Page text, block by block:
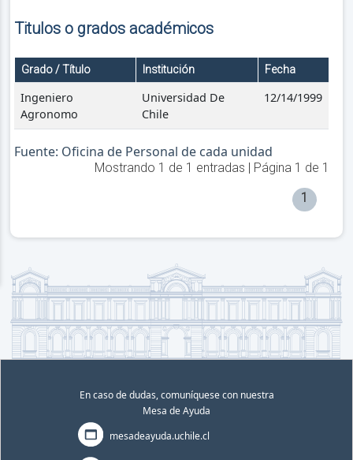
Titulos o grados académicos
Grado / Título Institución Fecha
Ingeniero
Agronomo
Universidad De
Chile
12/14/1999
Fuente: Oficina de Personal de cada unidad
Mostrando 1 de 1 entradas | Página 1 de 1
1
En caso de dudas, comuníquese con nuestra
Mesa de Ayuda
mesadeayuda.uchile.cl